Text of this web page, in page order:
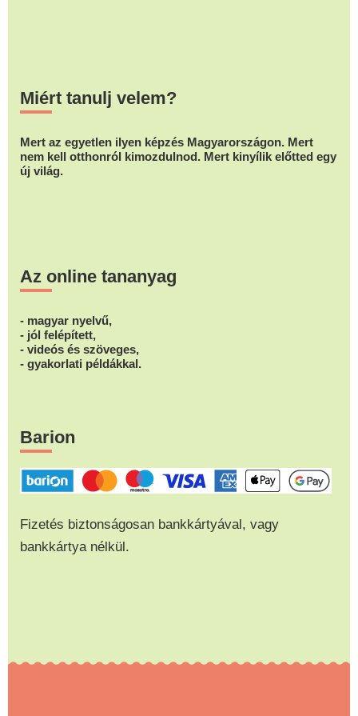
Miért tanulj velem?
Mert az egyetlen ilyen képzés Magyarországon. Mert
nem kell otthonról kimozdulnod. Mert kinyílik előtted egy
új világ.
Az online tananyag
- magyar nyelvű,
- jól felépített,
- videós és szöveges,
- gyakorlati példákkal.
Barion
Fizetés biztonságosan bankkártyával, vagy
bankkártya nélkül.